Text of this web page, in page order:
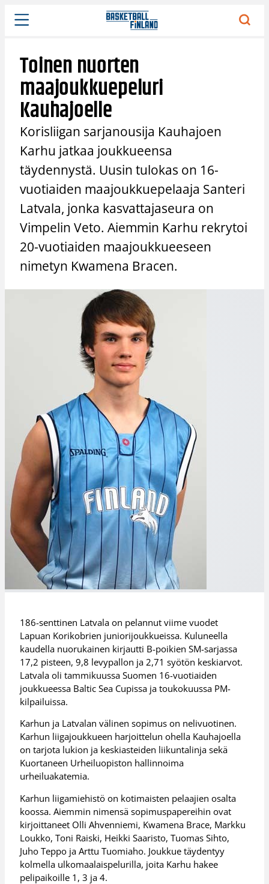
Siirry
sisältöön
Toinen nuorten
maajoukkuepeluri
Kauhajoelle
Korisliigan sarjanousija Kauhajoen
Karhu jatkaa joukkueensa
täydennystä. Uusin tulokas on 16-
vuotiaiden maajoukkuepelaaja Santeri
Latvala, jonka kasvattajaseura on
Vimpelin Veto. Aiemmin Karhu rekrytoi
20-vuotiaiden maajoukkueeseen
nimetyn Kwamena Bracen.
186-senttinen Latvala on pelannut viime vuodet
Lapuan Korikobrien juniorijoukkueissa. Kuluneella
kaudella nuorukainen kirjautti B-poikien SM-sarjassa
17,2 pisteen, 9,8 levypallon ja 2,71 syötön keskiarvot.
Latvala oli tammikuussa Suomen 16-vuotiaiden
joukkueessa Baltic Sea Cupissa ja toukokuussa PM-
kilpailuissa.
Karhun ja Latvalan välinen sopimus on nelivuotinen.
Karhun liigajoukkueen harjoittelun ohella Kauhajoella
on tarjota lukion ja keskiasteiden liikuntalinja sekä
Kuortaneen Urheiluopiston hallinnoima
urheiluakatemia.
Karhun liigamiehistö on kotimaisten pelaajien osalta
koossa. Aiemmin nimensä sopimuspapereihin ovat
kirjoittaneet Olli Ahvenniemi, Kwamena Brace, Markku
Loukko, Toni Raiski, Heikki Saaristo, Tuomas Sihto,
Juho Teppo ja Arttu Tuomiaho. Joukkue täydentyy
kolmella ulkomaalaispelurilla, joita Karhu hakee
pelipaikoille 1, 3 ja 4.